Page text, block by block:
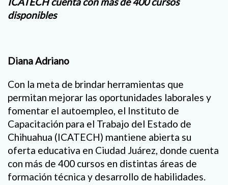
disponibles
Diana Adriano
Con la meta de brindar herramientas que
permitan mejorar las oportunidades laborales y
fomentar el autoempleo, el Instituto de
Capacitación para el Trabajo del Estado de
Chihuahua (ICATECH) mantiene abierta su
oferta educativa en Ciudad Juárez, donde cuenta
con más de 400 cursos en distintas áreas de
formación técnica y desarrollo de habilidades.